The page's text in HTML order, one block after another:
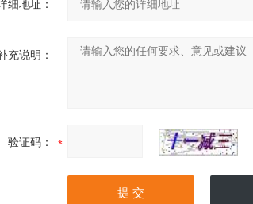
细地址：
充说明：
验证码：